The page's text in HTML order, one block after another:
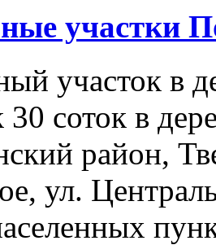
участки
участок в
30 соток в
район,
ул.